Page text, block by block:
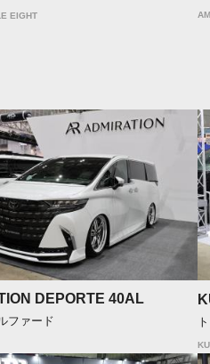
EIGHT
DEPORTE 40AL
ファード